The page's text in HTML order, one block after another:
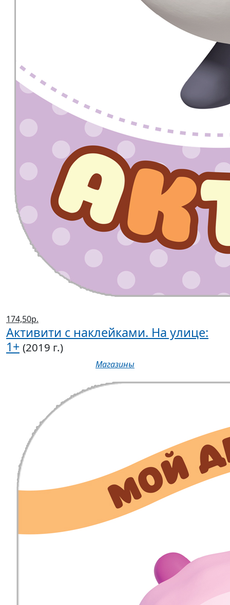
174,50р.
Активити с наклейками. На улице:
1+ (2019 г.)
Магазины